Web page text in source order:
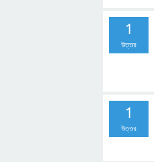
1
উত্তর
1
উত্তর